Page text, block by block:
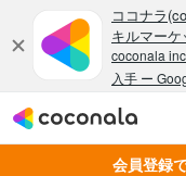
会員登録